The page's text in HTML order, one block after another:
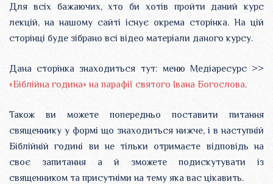
Для всіх бажаючих, хто би хотів пройти даний курс
лекцій, на нашому сайті існує окрема сторінка. На цій
сторінці буде зібрано всі відео матеріали даного курсу.
Дана сторінка знаходиться тут: меню Медіаресурс >>
«Біблійна година» на парафії святого Івана Богослова.
Також ви можете попередньо поставити питання
священнику у формі що знаходиться нижче, і в наступній
Біблійній годині ви не тільки отримаєте відповідь на
своє запитання а й зможете подискутувати із
священником та присутніми на тему яка вас цікавить.